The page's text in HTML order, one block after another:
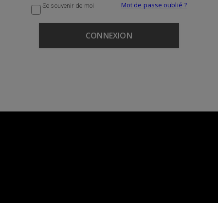
Se souvenir de moi Mot de passe oublié ?